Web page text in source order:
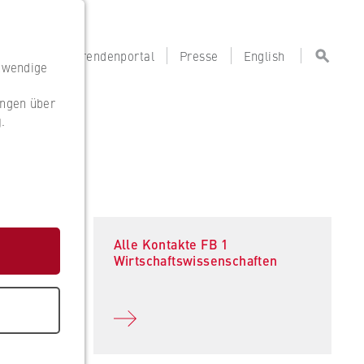
Lehrendenportal Presse English
Alle Kontakte FB 1
Wirtschaftswissenschaften
über